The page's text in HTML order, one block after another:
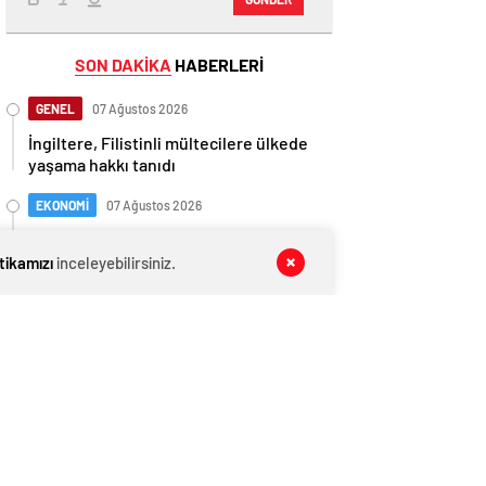
SON DAKİKA HABERLERİ
GENEL 07 Ağustos 2026
İngiltere, Filistinli mültecilere ülkede
yaşama hakkı tanıdı
EKONOMİ 07 Ağustos 2026
Limiti yükseldi, işlem ücretleri
inceleyebilirsiniz.